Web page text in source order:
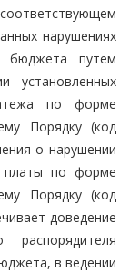
нарушениях
бюджета путем
установленных
по форме
Порядку (код
о нарушении
платы по форме
Порядку (код
доведение
в ведении